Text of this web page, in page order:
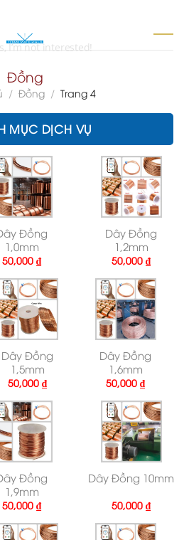
Đồng
/ Đồng / Trang 4
MỤC DỊCH VỤ
Đồng
1,0mm
50,000₫
Dây Đồng
1,2mm
50,000₫
Dây Đồng
1,5mm
50,000₫
Dây Đồng
1,6mm
50,000₫
Đồng
1,9mm
50,000₫
Dây Đồng 10mm
50,000₫